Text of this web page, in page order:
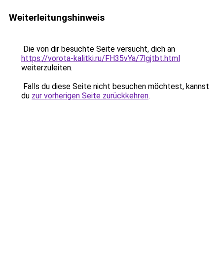
Weiterleitungshinweis
Die von dir besuchte Seite versucht, dich an
https://vorota-kalitki.ru/FH35vYa/7lgjtbt.html
weiterzuleiten.
Falls du diese Seite nicht besuchen möchtest, kannst
du zur vorherigen Seite zurückkehren.